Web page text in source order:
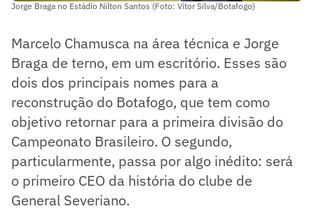
Jorge Braga no Estádio Nilton Santos (Foto: Vítor Silva/Botafogo)
Marcelo Chamusca na área técnica e Jorge
Braga de terno, em um escritório. Esses são
dois dos principais nomes para a
reconstrução do Botafogo, que tem como
objetivo retornar para a primeira divisão do
Campeonato Brasileiro. O segundo,
particularmente, passa por algo inédito: será
o primeiro CEO da história do clube de
General Severiano.